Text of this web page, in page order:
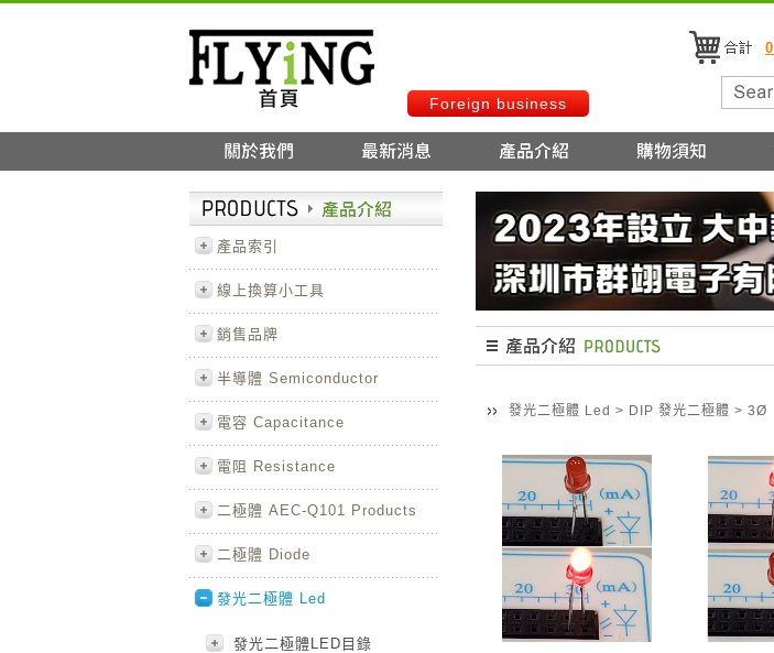
0
Foreign business
產品索引
線上換算小工具
銷售品牌
半導體 Semiconductor
電容 Capacitance
電阻 Resistance
二極體 AEC-Q101 Products
二極體 Diode
發光二極體 Led
發光二極體LED目錄
發光二極體 Led > DIP 發光二極體 > 3Ø